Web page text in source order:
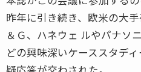
昨年に引き続き、欧米の大
＆Ｇ、ハネウェ ルやパナソ
どの興味深いケーススタデ